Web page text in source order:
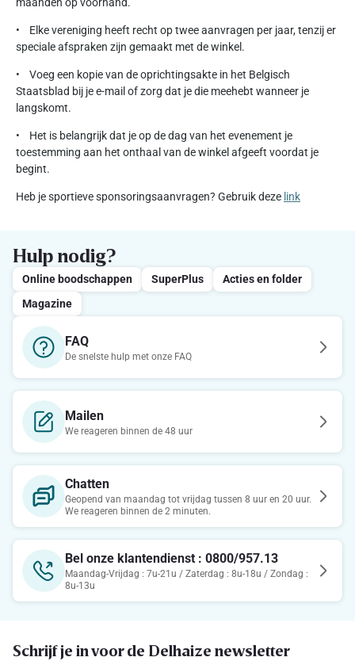
• Elke vereniging heeft recht op twee aanvragen per jaar, tenzij er
speciale afspraken zijn gemaakt met de winkel.
• Voeg een kopie van de oprichtingsakte in het Belgisch
Staatsblad bij je e-mail of zorg dat je die meehebt wanneer je
langskomt.
• Het is belangrijk dat je op de dag van het evenement je
toestemming aan het onthaal van de winkel afgeeft voordat je
begint.
Heb je sportieve sponsoringsaanvragen? Gebruik deze link
Hulp nodig?
Online boodschappen SuperPlus
Acties en folder
Magazine
FAQ
De snelste hulp met onze FAQ
Mailen
We reageren binnen de 48 uur
Chatten
Geopend van maandag tot vrijdag tussen 8 uur en 20 uur.
We reageren binnen de 2 minuten.
Bel onze klantendienst : 0800/957.13
Maandag-Vrijdag : 7u-21u / Zaterdag : 8u-18u / Zondag :
8u-13u
Schrijf je in voor de Delhaize newsletter